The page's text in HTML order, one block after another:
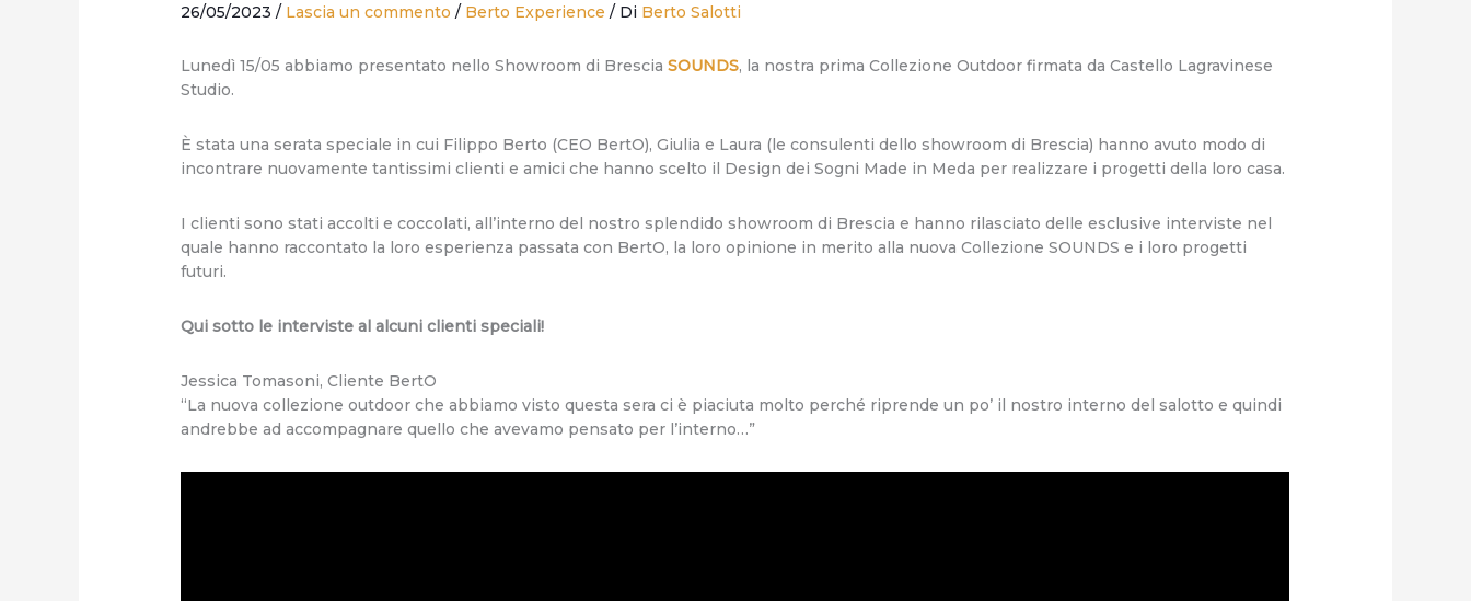
26/05/2023/ Lascia un commento / Berto Experience / Di Berto Salotti
Lunedì 15/05 abbiamo presentato nello Showroom di Brescia SOUNDS, la nostra prima Collezione Outdoor firmata da Castello Lagravinese
Studio.
È stata una serata speciale in cui Filippo Berto (CEO BertO), Giulia e Laura (le consulenti dello showroom di Brescia) hanno avuto modo di
incontrare nuovamente tantissimi clienti e amici che hanno scelto il Design dei Sogni Made in Meda per realizzare i progetti della loro casa.
I clienti sono stati accolti e coccolati, all’interno del nostro splendido showroom di Brescia e hanno rilasciato delle esclusive interviste nel
quale hanno raccontato la loro esperienza passata con BertO, la loro opinione in merito alla nuova Collezione SOUNDS e i loro progetti
futuri.
Qui sotto le interviste al alcuni clienti speciali!
Jessica Tomasoni, Cliente BertO
“La nuova collezione outdoor che abbiamo visto questa sera ci è piaciuta molto perché riprende un po’ il nostro interno del salotto e quindi
andrebbe ad accompagnare quello che avevamo pensato per l’interno…”